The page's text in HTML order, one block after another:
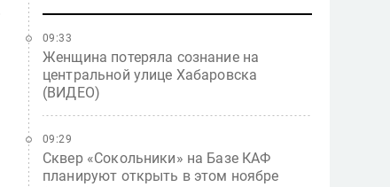
Женщина потеряла сознание на
центральной улице Хабаровска
(ВИДЕО)
09:33
Сквер «Сокольники» на Базе КАФ
планируют открыть в этом ноябре
09:29